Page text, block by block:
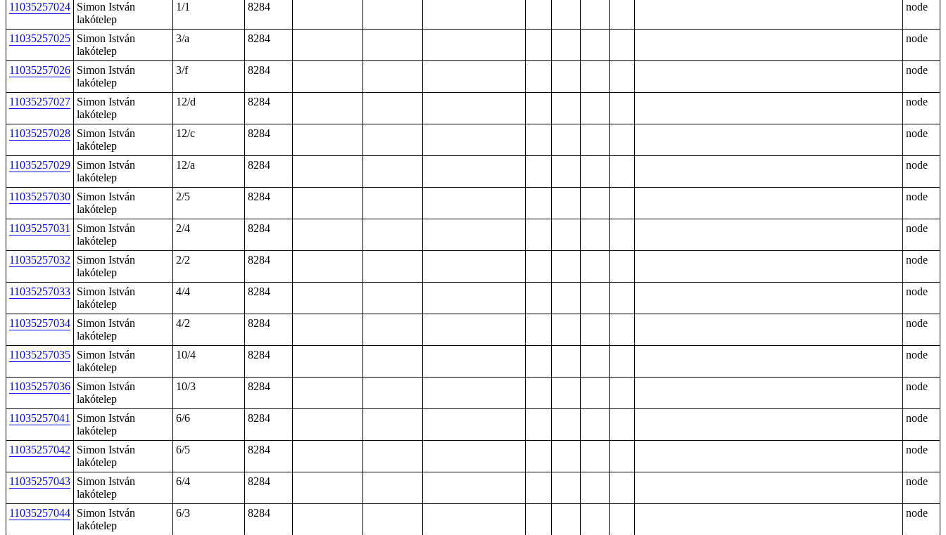
11035257024 Simon István
lakótelep
1/1 8284 node
11035257025 Simon István
lakótelep
3/a 8284 node
11035257026 Simon István
lakótelep
3/f 8284 node
11035257027 Simon István
lakótelep
12/d 8284 node
11035257028 Simon István
lakótelep
12/c 8284 node
11035257029 Simon István
lakótelep
12/a 8284 node
11035257030 Simon István
lakótelep
2/5 8284 node
11035257031
Simon István
lakótelep
2/4 8284 node
11035257032
Simon István
lakótelep
2/2 8284 node
11035257033 Simon István
lakótelep
4/4 8284 node
11035257034 Simon István
lakótelep
4/2 8284 node
11035257035 Simon István
lakótelep
10/4 8284 node
11035257036 Simon István
lakótelep
10/3 8284 node
11035257041
Simon István
lakótelep
6/6 8284 node
11035257042
Simon István
lakótelep
6/5 8284 node
11035257043 Simon István
lakótelep
6/4 8284 node
11035257044 Simon István
lakótelep
6/3 8284 node